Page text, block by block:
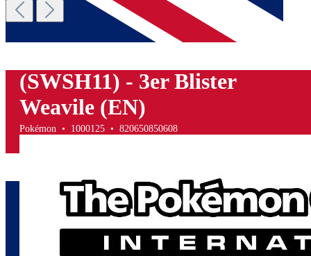
(SWSH11) - 3er Blister
Weavile (EN)
Pokémon • 1000125 • 820650850608